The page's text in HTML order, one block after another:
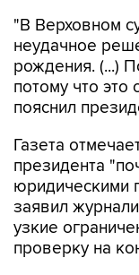
"В Верховном
неудачное
рождения. (...)
потому что это
пояснил
Газета
президента
юридическими
заявил
узкие
проверку на